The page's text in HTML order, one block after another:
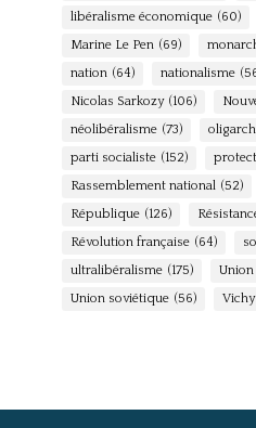
libéralisme économique (60)
Marine Le Pen (69)
nation (64) nationalisme
Nicolas Sarkozy (106)
néolibéralisme (73)
parti socialiste (152)
Rassemblement national (52)
République (126)
Révolution française (64)
ultralibéralisme (175)
Union soviétique (56) Vichy